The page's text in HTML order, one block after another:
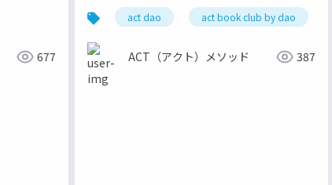
677
act dao act book club by dao
ACT（アクト）メソッド 387